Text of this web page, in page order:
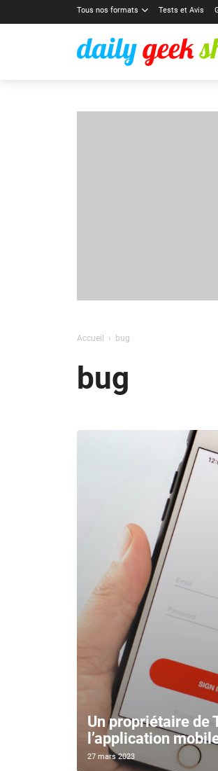
Tous nos formats Tests et Avis
Accueil bug
bug
Un propriétaire de
l’application
27 mars 2023